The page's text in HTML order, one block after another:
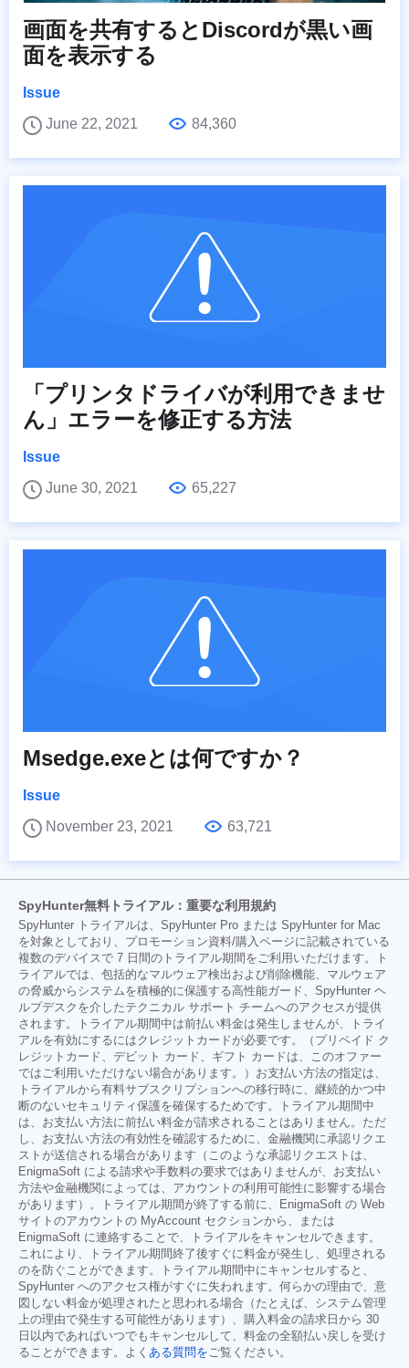
画面を共有するとDiscordが黒い画
面を表示する
Issue
June 22, 2021
84,360
「プリンタドライバが利用できませ
ん」エラーを修正する方法
Issue
June 30, 2021
65,227
Msedge.exeとは何ですか？
Issue
November 23, 2021
63,721
SpyHunter無料トライアル：重要な利用規約
SpyHunter トライアルは、SpyHunter Pro または SpyHunter for Mac
を対象としており、プロモーション資料/購入ページに記載されている
複数のデバイスで 7 日間のトライアル期間をご利用いただけます。ト
ライアルでは、包括的なマルウェア検出および削除機能、マルウェア
の脅威からシステムを積極的に保護する高性能ガード、SpyHunter ヘ
ルプデスクを介したテクニカル サポート チームへのアクセスが提供
されます。トライアル期間中は前払い料金は発生しませんが、トライ
アルを有効にするにはクレジットカードが必要です。（プリペイド ク
レジットカード、デビット カード、ギフト カードは、このオファー
ではご利用いただけない場合があります。）お支払い方法の指定は、
トライアルから有料サブスクリプションへの移行時に、継続的かつ中
断のないセキュリティ保護を確保するためです。トライアル期間中
は、お支払い方法に前払い料金が請求されることはありません。ただ
し、お支払い方法の有効性を確認するために、金融機関に承認リクエ
ストが送信される場合があります（このような承認リクエストは、
EnigmaSoft による請求や手数料の要求ではありませんが、お支払い
方法や金融機関によっては、アカウントの利用可能性に影響する場合
があります）。トライアル期間が終了する前に、EnigmaSoft の Web
サイトのアカウントの MyAccount セクションから、または
EnigmaSoft に連絡することで、トライアルをキャンセルできます。
これにより、トライアル期間終了後すぐに料金が発生し、処理される
のを防ぐことができます。トライアル期間中にキャンセルすると、
SpyHunter へのアクセス権がすぐに失われます。何らかの理由で、意
図しない料金が処理されたと思われる場合（たとえば、システム管理
上の理由で発生する可能性があります）、購入料金の請求日から 30
日以内であればいつでもキャンセルして、料金の全額払い戻しを受け
ることができます。よく ある質問をご覧ください。